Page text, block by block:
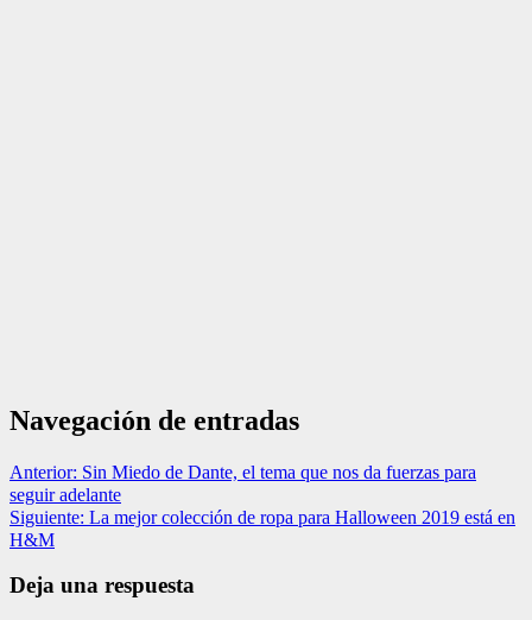
Navegación de entradas
Anterior: Sin Miedo de Dante, el tema que nos da fuerzas para
seguir adelante
Siguiente: La mejor colección de ropa para Halloween 2019 está en
H&M
Deja una respuesta